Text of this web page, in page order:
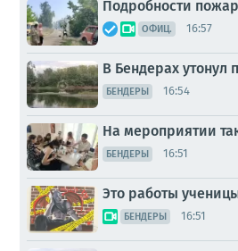
Подробности
ОФИЦ. 16:57
В Бендерах утонул
БЕНДЕРЫ 16:54
На мероприятии
БЕНДЕРЫ 16:51
Это работы
БЕНДЕРЫ 16:51